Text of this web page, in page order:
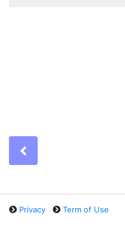
Privacy Term of Use